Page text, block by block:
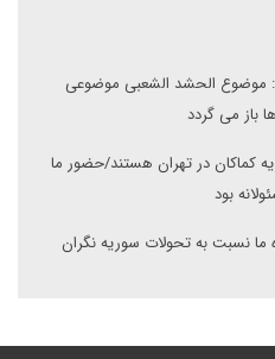
موضوع الحشد الشعبی موضوعی
باز می گردد
کماکان در تهران هستند/حضور ما
بود
ما نسبت به تحولات سوریه نگران